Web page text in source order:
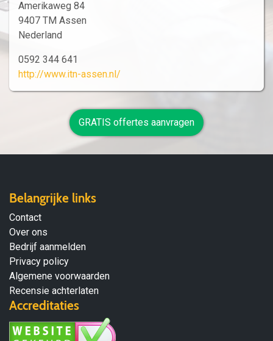
Amerikaweg 84
9407 TM Assen
Nederland
0592 344 641
http://www.itn-assen.nl/
GRATIS offertes aanvragen
Belangrijke links
Contact
Over ons
Bedrijf aanmelden
Privacy policy
Algemene voorwaarden
Recensie achterlaten
Accreditaties